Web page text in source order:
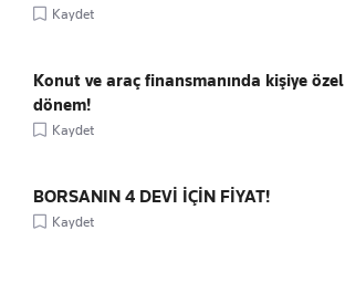
Kaydet
Konut ve araç finansmanında kişiye özel
dönem!
Kaydet
BORSANIN 4 DEVİ İÇİN FİYAT!
Kaydet